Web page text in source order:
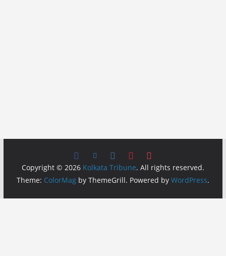
Copyright © 2026 Kolkata Tribune. All rights reserved.
Theme: ColorMagby ThemeGrill. Powered by WordPress.